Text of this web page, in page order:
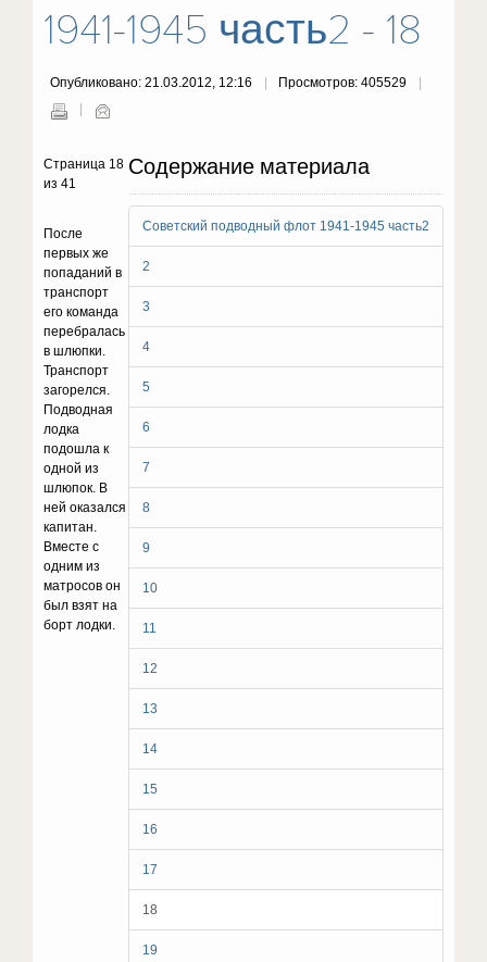
1941-1945 часть2 - 18
Опубликовано: 21.03.2012, 12:16 Просмотров: 405529
Содержание материала
Советский подводный флот 1941-1945 часть2
2
3
4
5
6
7
8
9
10
11
12
13
14
15
16
17
18
19
Страница 18
из 41
После
первых же
попаданий в
транспорт
его команда
перебралась
в шлюпки.
Транспорт
загорелся.
Подводная
лодка
подошла к
одной из
шлюпок. В
ней оказался
капитан.
Вместе с
одним из
матросов он
был взят на
борт лодки.